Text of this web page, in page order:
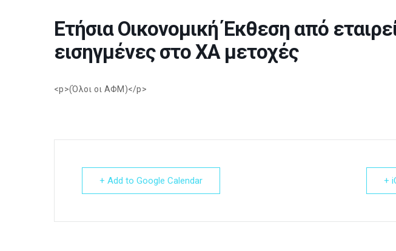
Ετήσια Οικονομική Έκθεση από
εισηγμένες στο ΧΑ μετοχές
<p>(Όλοι οι ΑΦΜ)</p>
+ Add to Google Calendar +